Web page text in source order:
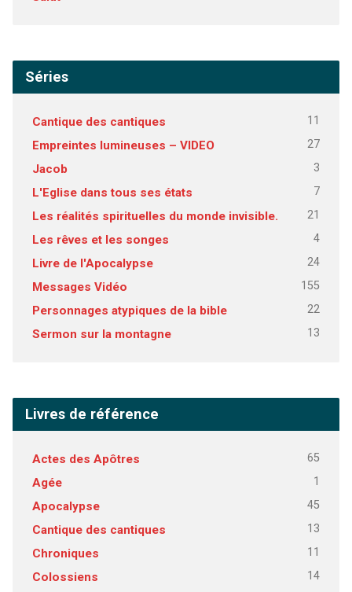
Séries
Cantique des cantiques 11
Empreintes lumineuses – VIDEO 27
Jacob 3
L'Eglise dans tous ses états 7
Les réalités spirituelles du monde invisible. 21
Les rêves et les songes 4
Livre de l'Apocalypse 24
Messages Vidéo 155
Personnages atypiques de la bible 22
Sermon sur la montagne 13
Livres de référence
Actes des Apôtres 65
Agée 1
Apocalypse 45
Cantique des cantiques 13
Chroniques 11
Colossiens 14